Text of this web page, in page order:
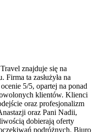
znajduje się na
ta zasłużyła na
5/5, opartej na ponad
klientów. Klienci
oraz profesjonalizm
oraz Pani Nadii,
dobierają oferty
podróżnych. Biuro